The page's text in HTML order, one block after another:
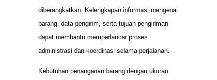
diberangkatkan. Kelengkapan informasi mengenai
barang, data pengirim, serta tujuan pengiriman
dapat membantu memperlancar proses
administrasi dan koordinasi selama perjalanan.
Kebutuhan penanganan barang dengan ukuran